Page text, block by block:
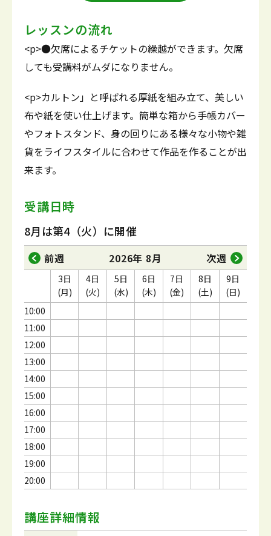
レッスンの流れ
<p>●欠席によるチケットの繰越ができます。欠席
しても受講料がムダになりません。
<p>カルトン」と呼ばれる厚紙を組み立て、美しい
布や紙を使い仕上げます。簡単な箱から手帳カバー
やフォトスタンド、身の回りにある様々な小物や雑
貨をライフスタイルに合わせて作品を作ることが出
来ます。
受講日時
8月は第4（火）に開催
前週 2026年 8月 次週
10:00
11:00
12:00
13:00
14:00
15:00
16:00
17:00
18:00
19:00
20:00
3日
(月)
4日
(火)
5日
(水)
6日
(木)
7日
(金)
8日
(土)
9日
(日)
講座詳細情報